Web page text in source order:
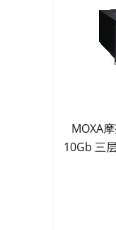
MOXA
10Gb 三